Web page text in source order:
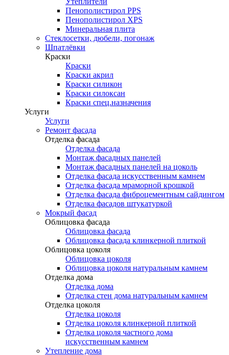
Пенополистирол PPS
Пенополистирол XPS
Минеральная плита
Стеклосетки, дюбели, погонаж
Шпатлёвки
Краски
Краски
Краски акрил
Краски силикон
Краски силоксан
Краски спец.назначения
Услуги
Услуги
Ремонт фасада
Отделка фасада
Отделка фасада
Монтаж фасадных панелей
Монтаж фасадных панелей на цоколь
Отделка фасада искусственным камнем
Отделка фасада мраморной крошкой
Отделка фасада фиброцементным сайдингом
Отделка фасадов штукатуркой
Мокрый фасад
Облицовка фасада
Облицовка фасада
Облицовка фасада клинкерной плиткой
Облицовка цоколя
Облицовка цоколя
Облицовка цоколя натуральным камнем
Отделка дома
Отделка дома
Отделка стен дома натуральным камнем
Отделка цоколя
Отделка цоколя
Отделка цоколя клинкерной плиткой
Отделка цоколя частного дома
искусственным камнем
Утепление дома